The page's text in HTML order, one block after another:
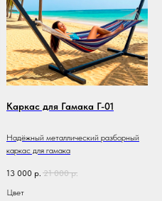
Каркас для Гамака Г-01
Надёжный металлический разборный
каркас для гамака
13 000 р. 21 000 р.
Цвет